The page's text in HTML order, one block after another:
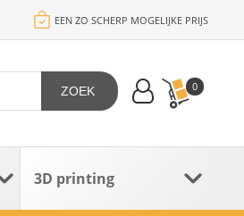
EEN ZO SCHERP MOGELIJKE PRIJS
0
ZOEK
3D printing